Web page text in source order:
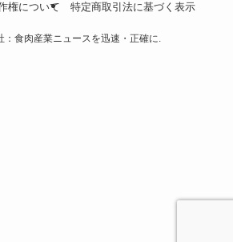
権について 特定商取引法に基づく表示
食肉産業ニュースを迅速・正確に.